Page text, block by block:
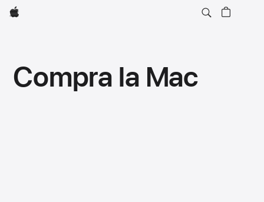
Apple
Compra la Mac